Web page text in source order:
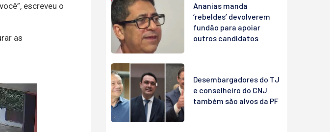
escreveu o
as
Ananias manda
‘rebeldes’ devolverem
fundão para apoiar
outros candidatos
Desembargadores do TJ
e conselheiro do CNJ
também são alvos da PF